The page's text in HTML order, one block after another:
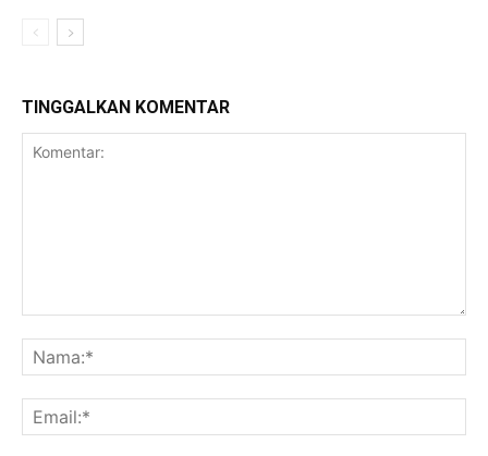
TINGGALKAN KOMENTAR